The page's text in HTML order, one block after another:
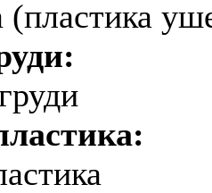
(пластика